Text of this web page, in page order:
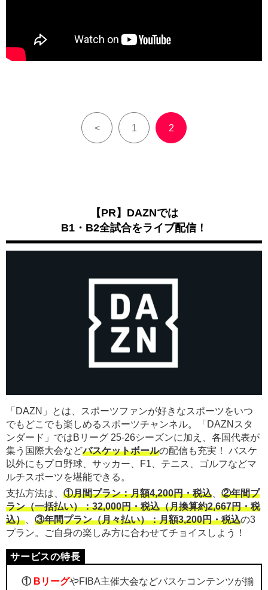
< 1 2
【PR】DAZNでは
B1・B2全試合をライブ配信！
「DAZN」とは、スポーツファンが好きなスポーツをいつ
でもどこでも楽しめるスポーツチャンネル。「DAZNスタ
ンダード」ではBリーグ 25-26シーズンに加え、各国代表が
集う国際大会などバスケットボールの配信も充実！ バスケ
以外にもプロ野球、サッカー、F1、テニス、ゴルフなどマ
ルチスポーツを堪能できる。
支払方法は、 ①月間プラン：月額4,200円・税込
②年間プ
ラン（一括払い）：32,000円・税込（月換算約2,667円・税
込）
③年間プラン（月々払い）：月額3,200円・税込の3
プラン。ご自身の楽しみ方に合わせてチョイスしよう！
① BリーグやFIBA主催大会などバスケコンテンツが揃